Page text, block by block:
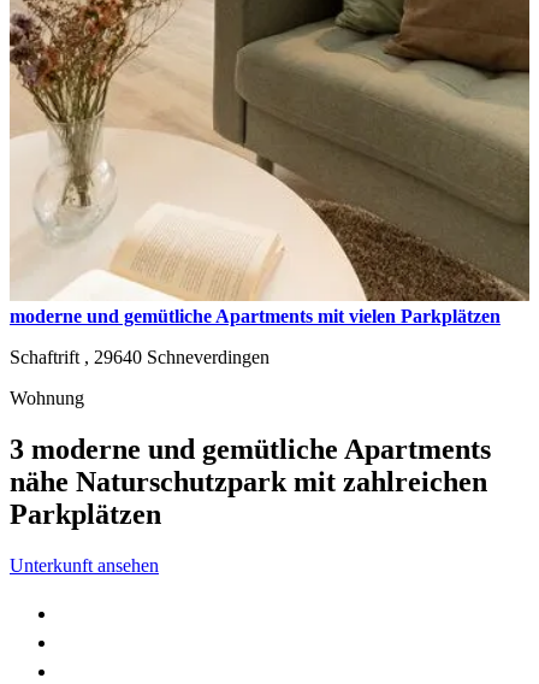
moderne und gemütliche Apartments mit vielen Parkplätzen
Schaftrift , 29640 Schneverdingen
Wohnung
3 moderne und gemütliche Apartments
nähe Naturschutzpark mit zahlreichen
Parkplätzen
Unterkunft ansehen